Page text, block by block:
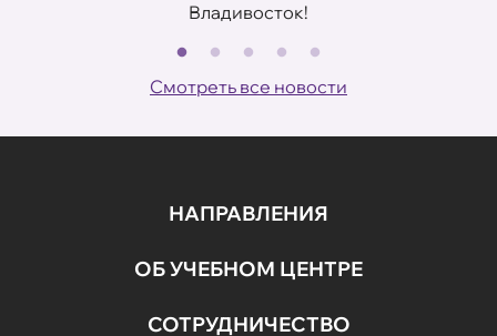
Владивосток!
Смотреть все новости
НАПРАВЛЕНИЯ
ОБ УЧЕБНОМ ЦЕНТРЕ
СОТРУДНИЧЕСТВО